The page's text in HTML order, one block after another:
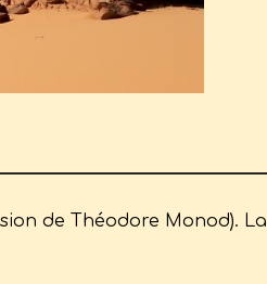
de Théodore Monod). La